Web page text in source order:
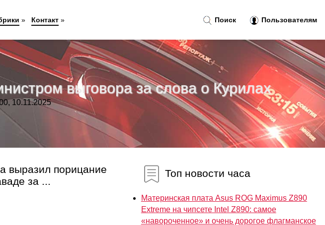
выговора за слова о Курилах
10.11.2025
выразил порицание
за ...
Топ новости часа
Материнская плата Asus ROG Maximus Z890
Extreme на чипсете Intel Z890: самое
«навороченное» и очень дорогое флагманское
Поиск Пользователям
» Контакт»